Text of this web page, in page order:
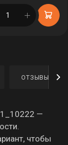
в корзине
ОТЗЫВЫ
—
чтобы